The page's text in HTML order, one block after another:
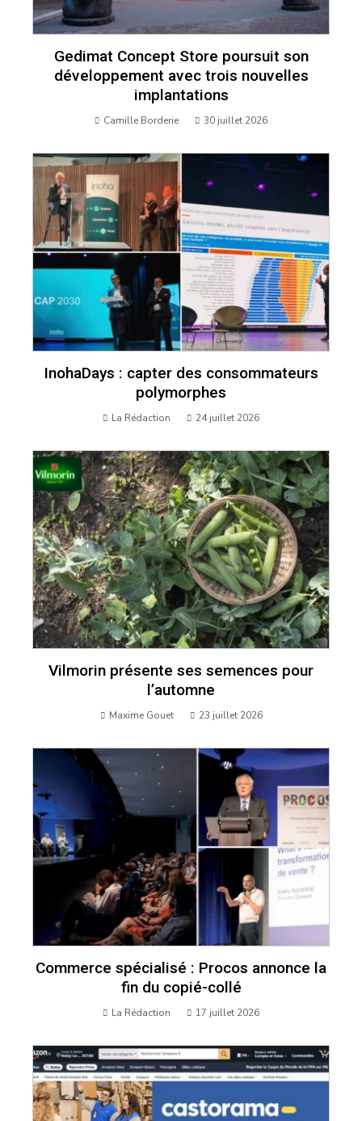
Gedimat Concept Store poursuit son
développement avec trois nouvelles
implantations
Camille Borderie 30 juillet 2026
InohaDays : capter des consommateurs
polymorphes
La Rédaction 24 juillet 2026
Vilmorin présente ses semences pour
l’automne
Maxime Gouet 23 juillet 2026
Commerce spécialisé : Procos annonce la
fin du copié-collé
La Rédaction 17 juillet 2026